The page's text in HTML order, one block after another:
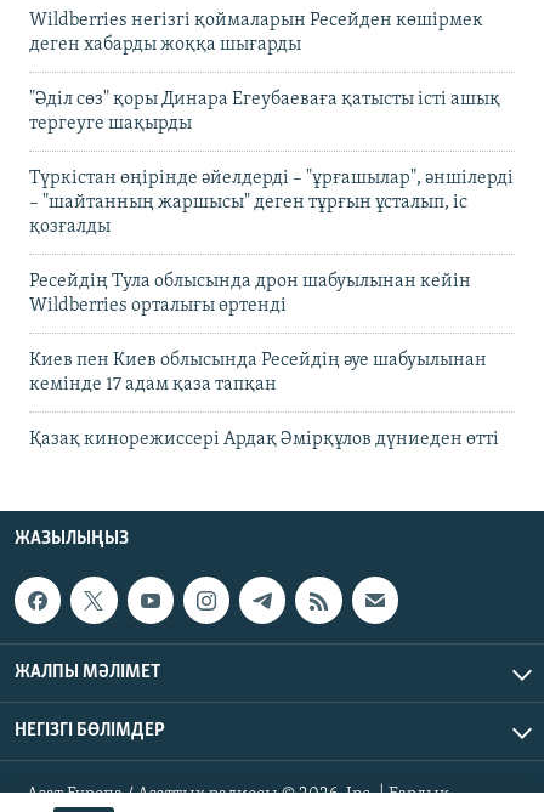
Wildberries негізгі қоймаларын Ресейден көшірмек
деген хабарды жоққа шығарды
"Әділ сөз" қоры Динара Егеубаеваға қатысты істі ашық
тергеуге шақырды
Түркістан өңірінде әйелдерді – "ұрғашылар", әншілерді
– "шайтанның жаршысы" деген тұрғын ұсталып, іс
қозғалды
Ресейдің Тула облысында дрон шабуылынан кейін
Wildberries орталығы өртенді
Киев пен Киев облысында Ресейдің әуе шабуылынан
кемінде 17 адам қаза тапқан
Қазақ кинорежиссері Ардақ Әмірқұлов дүниеден өтті
ЖАЗЫЛЫҢЫЗ
ЖАЛПЫ МӘЛІМЕТ
НЕГІЗГІ БӨЛІМДЕР
Азат Еуропа / Азаттық радиосы © 2026, Inc. | Барлық